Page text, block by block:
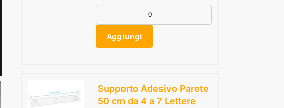
Aggiungi
Supporto Adesivo Parete
50 cm da 4 a 7 Lettere